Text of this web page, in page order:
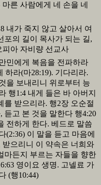
마른 사람에게 네 손을 네
내가 죽지 않고 살아서 여
포의 길이 목사가 되는 길,
피아 자비량 선교사
민에게 복음을 전파하라
하라(마28:19). 기다리라.
을 보내리니 위로부터 능
행1:4 내게 들은 바 아버지
를 받으리라. 행2장 오순절
, 듣고 본 것을 말한다 행4:20
전하게 한다. 베드로 말씀
(2:36) 이 말을 듣고 마음에
받으리니 이 약속은 너희와
마든지 부르는 자들을 향한
6:63 영이요 생명. 고넬료 가
(행10:44)